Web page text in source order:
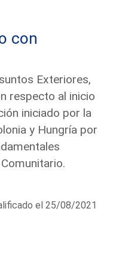
con
Exteriores,
respecto al inicio
iniciado por la
y Hungría por
el 25/08/2021